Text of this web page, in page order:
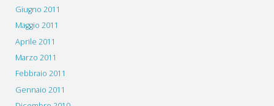
Giugno 2011
Maggio 2011
Aprile 2011
Marzo 2011
Febbraio 2011
Gennaio 2011